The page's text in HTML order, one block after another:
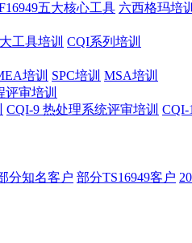
五大核心工具 六西格玛培训
工具培训 CQI系列培训
培训 SPC培训 MSA培训
审培训
CQI-9 热处理系统评审培训 CQI-
分知名客户 部分TS16949客户